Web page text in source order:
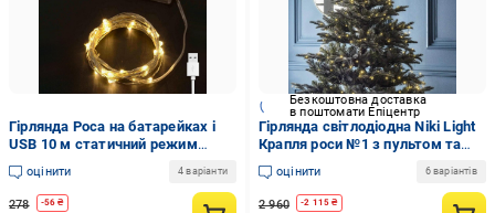
Гірлянда Роса на батарейках і
USB 10 м статичний режим
100LED IP44 теплий білий
оцінити 4 варіанти
278 -56 ₴
Безкоштовна доставка
в поштомати Епіцентр
Гірлянда світлодіодна Niki Light
Крапля роси №1 з пультом та
зеленим дротом на 1000
лампочок 100 м Холодний білий
(1996333497)
оцінити 6 варіантів
2 960 -2 115 ₴